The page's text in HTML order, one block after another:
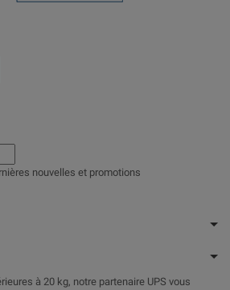
nouvelles et promotions
à 20 kg, notre partenaire UPS vous